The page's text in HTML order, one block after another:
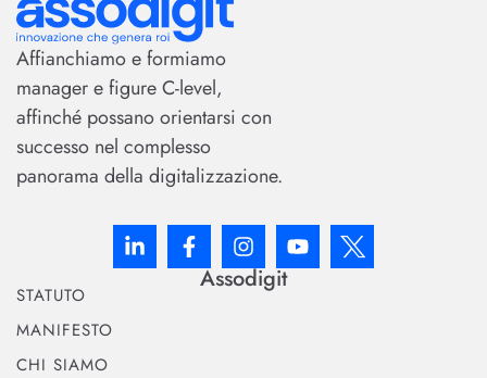
Affianchiamo e formiamo
manager e figure C-level,
affinché possano orientarsi con
successo nel complesso
panorama della digitalizzazione.
Assodigit
STATUTO
MANIFESTO
CHI SIAMO